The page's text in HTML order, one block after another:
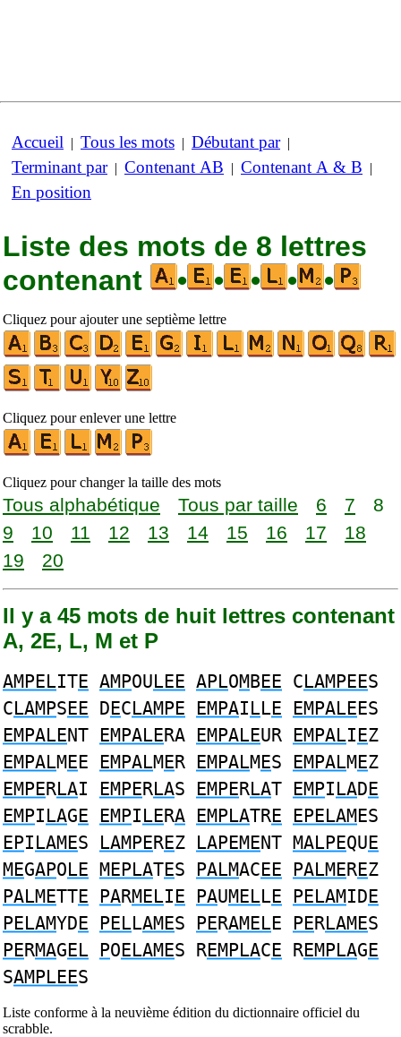
Accueil | Tous les mots | Débutant par|
Terminant par| Contenant AB | Contenant A & B |
En position
Liste des mots de 8 lettres
contenant
• • • • •
Cliquez pour ajouter une septième lettre
Cliquez pour enlever une lettre
Cliquez pour changer la taille des mots
Tous alphabétique Tous par taille 6 7
8
9
10 11 12 13 14 15 16 17
18
19
20
Il y a 45 mots de huit lettres contenant
A, 2E, L, M et P
AMPELITE AMPOULEE APLOMBEE CLAMPEES
CLAMPSEE DECLAMPE EMPAILLE EMPALEES
EMPALENT EMPALERA EMPALEUR EMPALIEZ
EMPALMEE EMPALMER EMPALMES EMPALMEZ
EMPERLAI EMPERLAS EMPERLAT EMPILADE
EMPILAGE EMPILERA EMPLATRE EPELAMES
EPILAMES LAMPEREZ LAPEMENT MALPEQUE
MEGAPOLE MEPLATES PALMACEE PALMEREZ
PALMETTE PARMELIE PAUMELLE PELAMIDE
PELAMYDE PELLAMES PERAMELE PERLAMES
PERMAGEL POELAMES REMPLACE REMPLAGE
SAMPLEES
Liste conforme à la neuvième édition du dictionnaire officiel du
scrabble.